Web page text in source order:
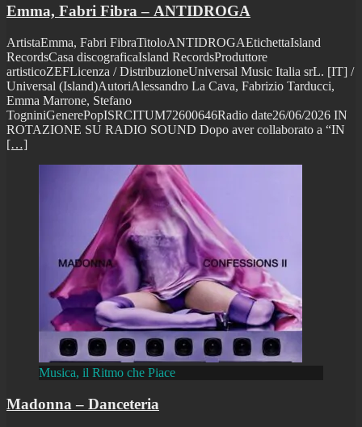
Emma, Fabri Fibra – ANTIDROGA
ArtistaEmma, Fabri FibraTitoloANTIDROGAEtichettaIsland
RecordsCasa discograficaIsland RecordsProduttore
artisticoZEFLicenza / DistribuzioneUniversal Music Italia srL. [IT] /
Universal (Island)AutoriAlessandro La Cava, Fabrizio Tarducci,
Emma Marrone, Stefano
TogniniGenerePopISRCITUM72600646Radio date26/06/2026 IN
ROTAZIONE SU RADIO SOUND Dopo aver collaborato a “IN
[…]
Musica, il Ritmo che Piace
Madonna – Danceteria